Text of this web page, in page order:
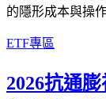
的隱形成本與操
ETF專區
2026抗通